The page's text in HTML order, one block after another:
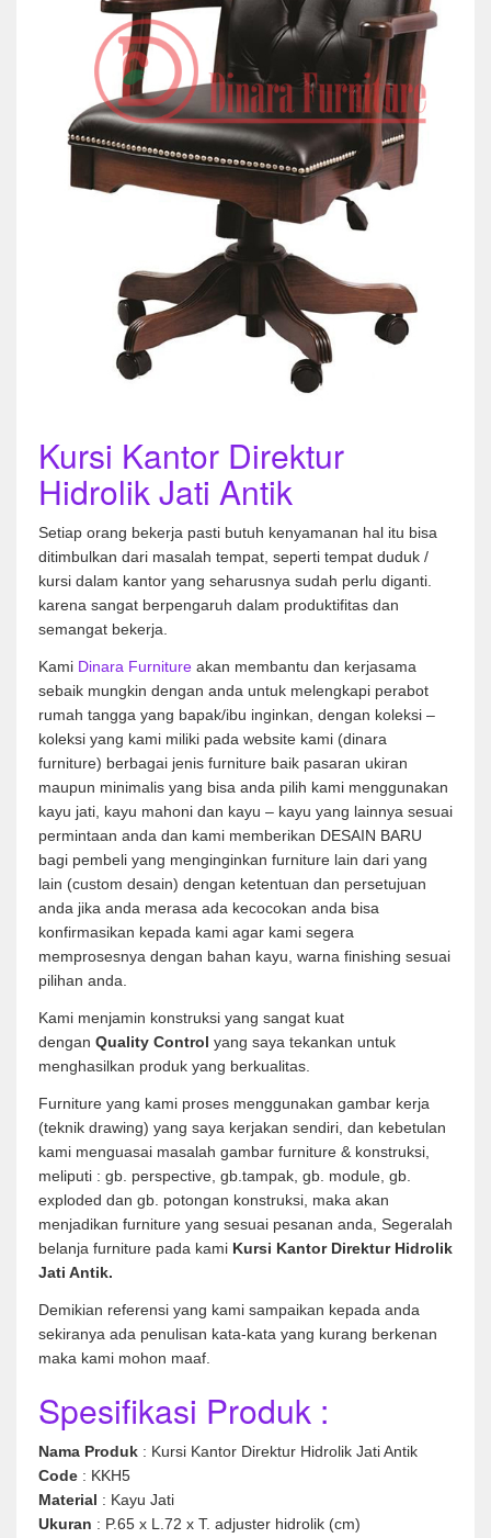
Kursi Kantor Direktur
Hidrolik Jati Antik
Setiap orang bekerja pasti butuh kenyamanan hal itu bisa
ditimbulkan dari masalah tempat, seperti tempat duduk /
kursi dalam kantor yang seharusnya sudah perlu diganti.
karena sangat berpengaruh dalam produktifitas dan
semangat bekerja.
Kami Dinara Furniture akan membantu dan kerjasama
sebaik mungkin dengan anda untuk melengkapi perabot
rumah tangga yang bapak/ibu inginkan, dengan koleksi –
koleksi yang kami miliki pada website kami (dinara
furniture) berbagai jenis furniture baik pasaran ukiran
maupun minimalis yang bisa anda pilih kami menggunakan
kayu jati, kayu mahoni dan kayu – kayu yang lainnya sesuai
permintaan anda dan kami memberikan DESAIN BARU
bagi pembeli yang menginginkan furniture lain dari yang
lain (custom desain) dengan ketentuan dan persetujuan
anda jika anda merasa ada kecocokan anda bisa
konfirmasikan kepada kami agar kami segera
memprosesnya dengan bahan kayu, warna finishing sesuai
pilihan anda.
Kami menjamin konstruksi yang sangat kuat
dengan Quality Control yang saya tekankan untuk
menghasilkan produk yang berkualitas.
Furniture yang kami proses menggunakan gambar kerja
(teknik drawing) yang saya kerjakan sendiri, dan kebetulan
kami menguasai masalah gambar furniture & konstruksi,
meliputi : gb. perspective, gb.tampak, gb. module, gb.
exploded dan gb. potongan konstruksi, maka akan
menjadikan furniture yang sesuai pesanan anda, Segeralah
belanja furniture pada kami Kursi Kantor Direktur Hidrolik
Jati Antik.
Demikian referensi yang kami sampaikan kepada anda
sekiranya ada penulisan kata-kata yang kurang berkenan
maka kami mohon maaf.
Spesifikasi Produk :
Nama Produk : Kursi Kantor Direktur Hidrolik Jati Antik
Code : KKH5
Material : Kayu Jati
Ukuran : P.65 x L.72 x T. adjuster hidrolik (cm)